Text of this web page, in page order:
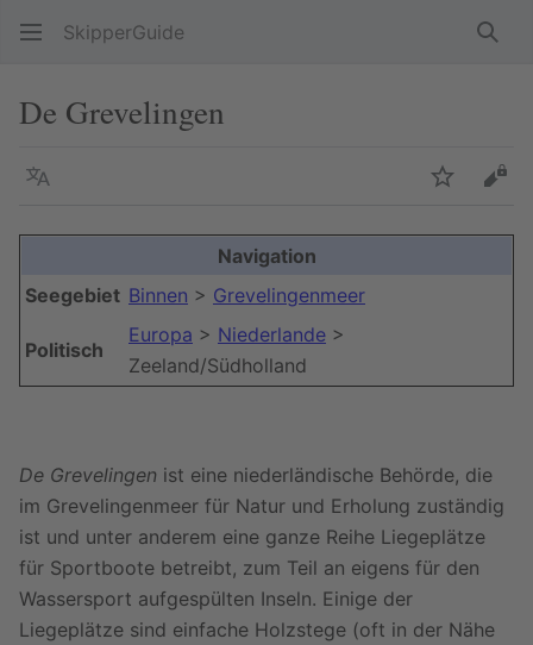
SkipperGuide
De Grevelingen
Sprache
Navigation
Seegebiet Binnen > Grevelingenmeer
Politisch
Europa > Niederlande >
Zeeland/Südholland
De Grevelingen ist eine niederländische Behörde, die
im Grevelingenmeer für Natur und Erholung zuständig
ist und unter anderem eine ganze Reihe Liegeplätze
für Sportboote betreibt, zum Teil an eigens für den
Wassersport aufgespülten Inseln. Einige der
Liegeplätze sind einfache Holzstege (oft in der Nähe